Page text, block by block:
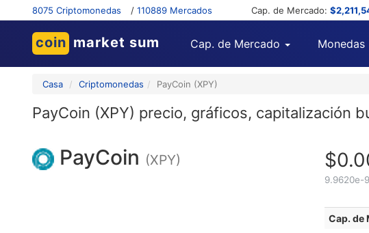
8075 Criptomonedas / 110889 Mercados Cap. de Mercado:
coin market sum Cap. de Mercado Monedas
Casa Criptomonedas PayCoin (XPY)
PayCoin (XPY) precio, gráficos, capitalización
PayCoin (XPY)
9.9620e-
Cap. de